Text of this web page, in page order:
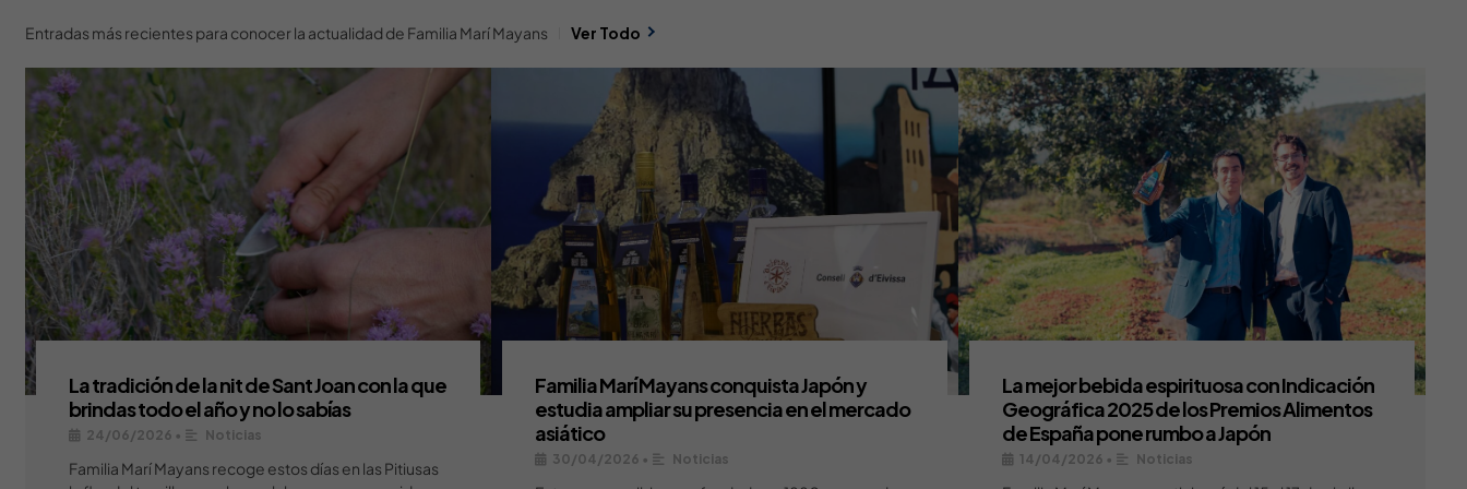
Entradas más recientes para conocer la actualidad de Familia Marí Mayans Ver Todo
La tradición de la nit de Sant Joan con la que
brindas todo el año y no lo sabías
24/06/2026 • Noticias
Familia Marí Mayans recoge estos días en las Pitiusas
Familia Marí Mayans conquista Japón y
estudia ampliar su presencia en el mercado
asiático
30/04/2026 • Noticias
La mejor bebida espirituosa con Indicación
Geográfica 2025 de los Premios Alimentos
de España pone rumbo a Japón
14/04/2026 • Noticias